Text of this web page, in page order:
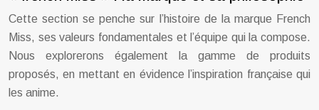
Cette section se penche sur l’histoire de la marque French
Miss, ses valeurs fondamentales et l’équipe qui la compose.
Nous explorerons également la gamme de produits
proposés, en mettant en évidence l’inspiration française qui
les anime.